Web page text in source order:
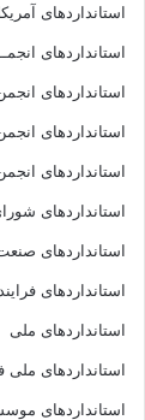
استانداردهای
استانداردهای
استانداردهای
استانداردهای
استانداردهای
استانداردهای
استانداردهای
استانداردهای
استانداردهای ملی
استانداردهای ملی
استانداردهای